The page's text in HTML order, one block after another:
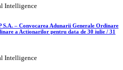
Intelligence
– Convocarea Adunarii Generale Ordinare
a Actionarilor pentru data de 30 iulie / 31
Intelligence